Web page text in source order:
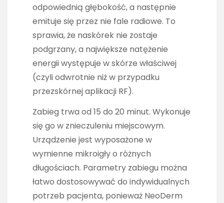
odpowiednią głębokość, a następnie
emituje się przez nie fale radiowe. To
sprawia, że naskórek nie zostaje
podgrzany, a największe natężenie
energii występuje w skórze właściwej
(czyli odwrotnie niż w przypadku
przezskórnej aplikacji RF).
Zabieg trwa od 15 do 20 minut. Wykonuje
się go w znieczuleniu miejscowym.
Urządzenie jest wyposażone w
wymienne mikroigły o różnych
długościach. Parametry zabiegu można
łatwo dostosowywać do indywidualnych
potrzeb pacjenta, ponieważ NeoDerm